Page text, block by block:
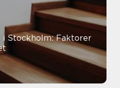
i Stockholm: Faktorer